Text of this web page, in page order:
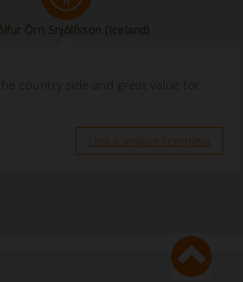
Örn Snjólfsson (Iceland)
country side and great value for
Leia a análise completa